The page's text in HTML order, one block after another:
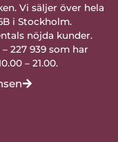
Vi säljer över hela
i Stockholm.
nöjda kunder.
227 939 som har
– 21.00.